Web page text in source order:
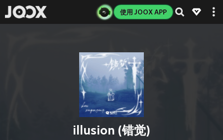
使用 JOOX APP
illusion (错觉)